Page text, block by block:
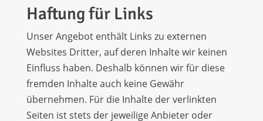
Haftung für Links
Unser Angebot enthält Links zu externen
Websites Dritter, auf deren Inhalte wir keinen
Einfluss haben. Deshalb können wir für diese
fremden Inhalte auch keine Gewähr
übernehmen. Für die Inhalte der verlinkten
Seiten ist stets der jeweilige Anbieter oder